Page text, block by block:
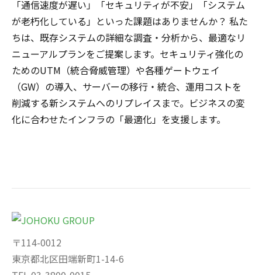
「通信速度が遅い」「セキュリティが不安」「システム
が老朽化している」といった課題はありませんか？ 私た
ちは、既存システムの詳細な調査・分析から、最適なリ
ニューアルプランをご提案します。セキュリティ強化の
ためのUTM（統合脅威管理）や各種ゲートウェイ
（GW）の導入、サーバーの移行・統合、運用コストを
削減する新システムへのリプレイスまで。ビジネスの変
化に合わせたインフラの「最適化」を支援します。
〒114-0012
東京都北区田端新町1-14-6